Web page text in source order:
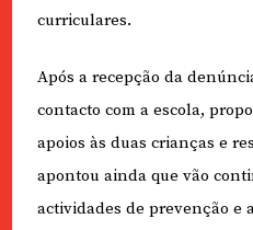
curriculares.
Após a recepção da
contacto com a escola,
apoios às duas crianças e
apontou ainda que vão
actividades de prevenção e